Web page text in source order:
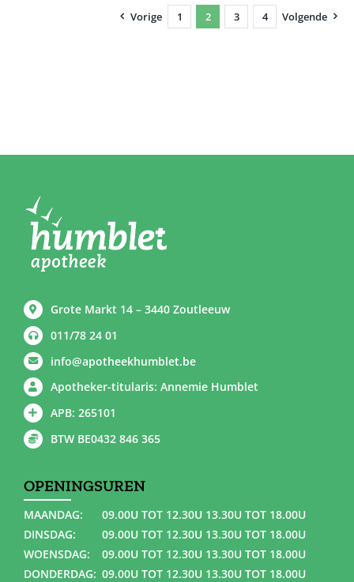
Vorige 1 2 3 4 Volgende
Grote Markt 14 – 3440 Zoutleeuw
011/78 24 01
info@apotheekhumblet.be
Apotheker-titularis: Annemie Humblet
APB: 265101
BTW BE0432 846 365
OPENINGSUREN
MAANDAG:
09.00U TOT 12.30U 13.30U TOT 18.00U
DINSDAG:
09.00U TOT 12.30U 13.30U TOT 18.00U
WOENSDAG:
09.00U TOT 12.30U 13.30U TOT 18.00U
DONDERDAG: 09.00U TOT 12.30U 13.30U TOT 18.00U